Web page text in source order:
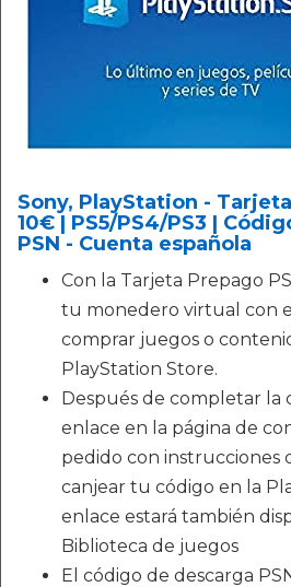
Sony, PlayStation -
10€ | PS5/PS4/PS3 |
PSN - Cuenta española
Con la Tarjeta Prepago
tu monedero virtual con
comprar juegos o
PlayStation Store.
Después de completar la
enlace en la página de
pedido con instrucciones
canjear tu código en la
enlace estará también
Biblioteca de juegos
El código de descarga